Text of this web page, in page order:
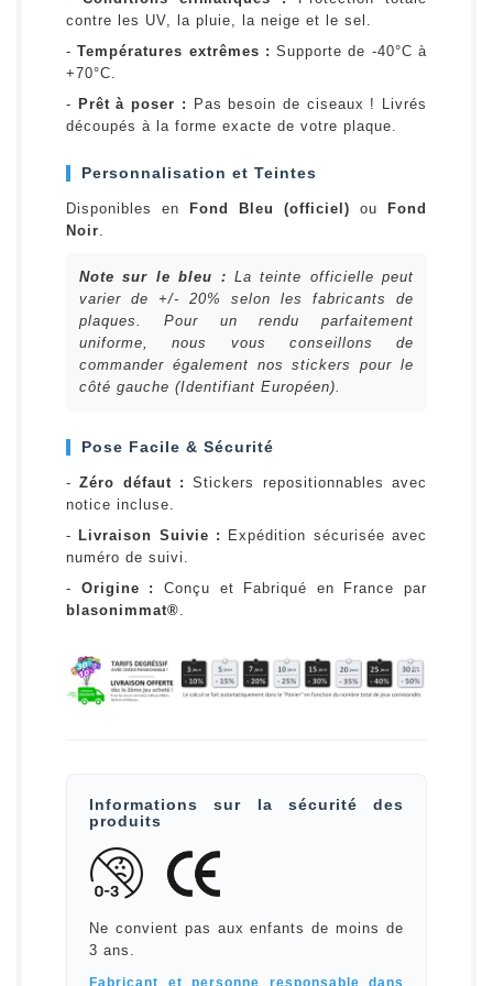
contre les UV, la pluie, la neige et le sel.
-Températures extrêmes : Supporte de -40°C à
+70°C.
- Prêt à poser :
Pas besoin de ciseaux ! Livrés
découpés à la forme exacte de votre plaque.
Personnalisation et Teintes
Disponibles en Fond Bleu (officiel) ou
Fond
Noir.
Note sur le bleu : La teinte officielle peut
varier de +/- 20% selon les fabricants de
plaques. Pour un rendu parfaitement
uniforme, nous vous conseillons de
commander également nos stickers pour le
côté gauche (Identifiant Européen).
Pose Facile & Sécurité
-Zéro défaut : Stickers repositionnables avec
notice incluse.
- Livraison Suivie :
Expédition sécurisée avec
numéro de suivi.
- Origine :
Conçu et Fabriqué en France par
blasonimmat®.
Informations sur la sécurité des
produits
Ne convient pas aux enfants de moins de
3 ans.
Fabricant et personne responsable dans